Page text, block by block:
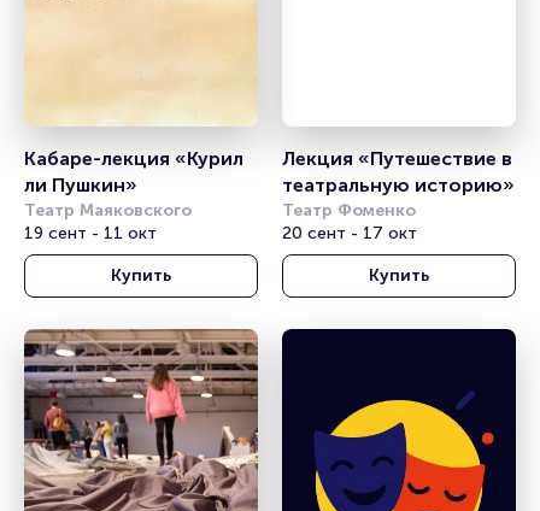
Кабаре-лекция «Курил
ли Пушкин»
Театр Маяковского
19 сент - 11 окт
Купить
Лекция «Путешествие в
театральную историю»
Театр Фоменко
20 сент - 17 окт
Купить